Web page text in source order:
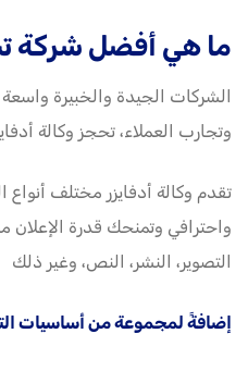
ما هي أفضل شركة
الشركات الجيدة والخبيرة واسعة
وتجارب العملاء، تحجز وكالة
تقدم وكالة أدفايزر مختلف
واحترافي وتمنحك قدرة الإعلان
التصوير، النشر، النص، وغير ذلك
إضافةً لمجموعة من أساسيات